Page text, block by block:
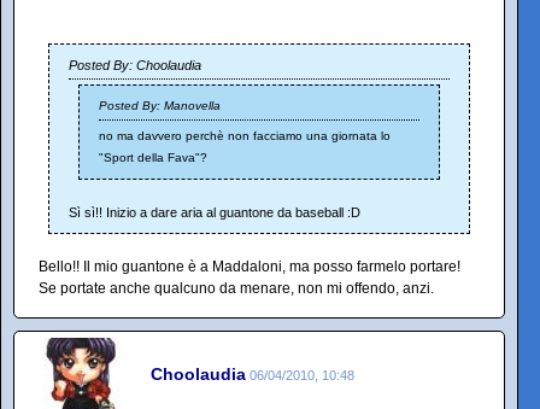
Posted By: Choolaudia
Posted By: Manovella
no ma davvero perchè non facciamo una giornata lo
"Sport della Fava"?
Sì sì!! Inizio a dare aria al guantone da baseball :D
Bello!! Il mio guantone è a Maddaloni, ma posso farmelo portare!
Se portate anche qualcuno da menare, non mi offendo, anzi.
Choolaudia 06/04/2010, 10:48